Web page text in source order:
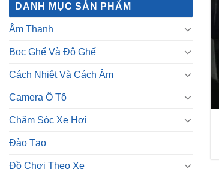
DANH MỤC SẢN PHẨM
Âm Thanh
Bọc Ghế Và Độ Ghế
Cách Nhiệt Và Cách Âm
Camera Ô Tô
Chăm Sóc Xe Hơi
Đào Tạo
Đồ Chơi Theo Xe